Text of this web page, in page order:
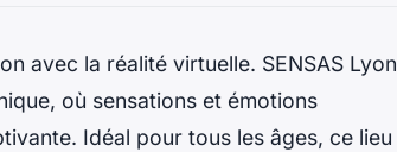
avec la réalité virtuelle. SENSAS Lyon
où sensations et émotions
Idéal pour tous les âges, ce lieu